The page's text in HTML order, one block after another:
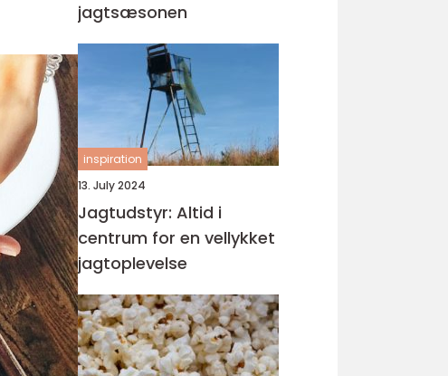
jagtsæsonen
inspiration
13. July 2024
Jagtudstyr: Altid i
centrum for en vellykket
jagtoplevelse